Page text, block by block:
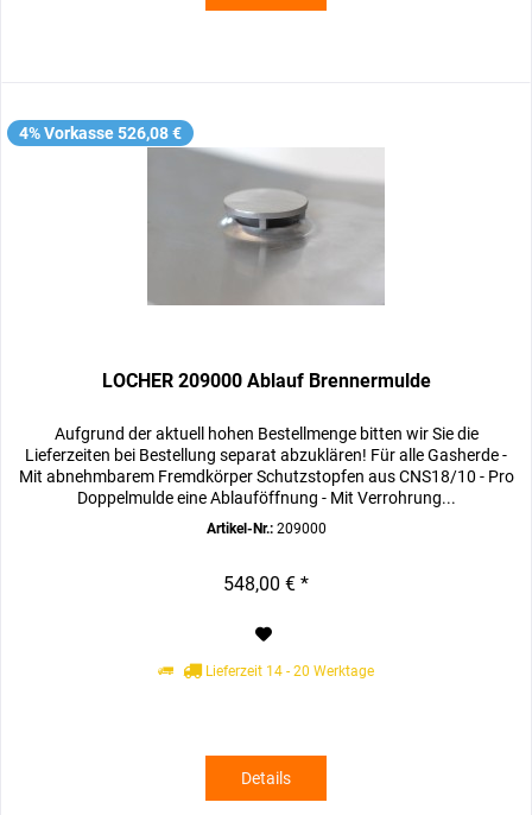
4% Vorkasse 526,08 €
LOCHER 209000 Ablauf Brennermulde
Aufgrund der aktuell hohen Bestellmenge bitten wir Sie die
Lieferzeiten bei Bestellung separat abzuklären! Für alle Gasherde -
Mit abnehmbarem Fremdkörper Schutzstopfen aus CNS18/10 - Pro
Doppelmulde eine Ablauföffnung - Mit Verrohrung...
Artikel-Nr.:209000
548,00 € *
Lieferzeit 14 - 20 Werktage
Details